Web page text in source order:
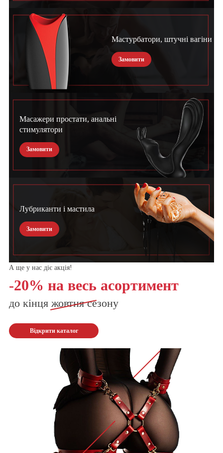
Мастурбатори, штучні вагіни
Замовити
Масажери простати, анальні
стимулятори
Замовити
Лубриканти і мастила
Замовити
А ще у нас діє акція!
-20% на весь асортимент
до кінця жовтнясезону
Відкрити каталог